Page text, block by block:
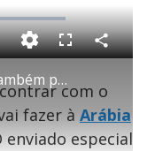
Rússia X Ucrânia: Trump também precisa colocar pressão sobre Putin para acordo, diz analista
F
l
s
c
e
C
o
a
r
t
i
l
a
com o
fazer à Arábia
enviado especial